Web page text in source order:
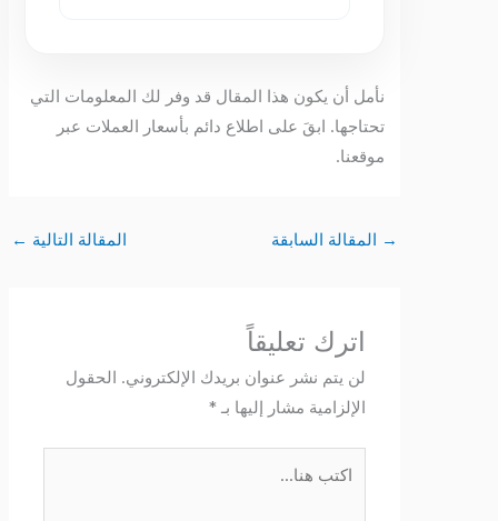
نأمل أن يكون هذا المقال قد وفر لك المعلومات التي
تحتاجها. ابقَ على اطلاع دائم بأسعار العملات عبر
موقعنا.
المقالة السابقة المقالة التالية←
اترك تعليقاً
لن يتم نشر عنوان بريدك الإلكتروني. الحقول
الإلزامية مشار إليها بـ*